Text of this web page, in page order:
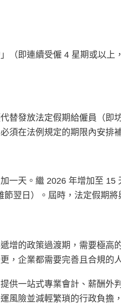
（即連續受僱 4 星期或以
替發放法定假期給僱員（即
須在法例規定的期限內安排
一天。繼 2026 年增加至
翌日）。屆時，法定假期
增的政策過渡期，需要極高
，企業都需要完善且合規的
供一站式專業會計、薪酬外
風險並減輕繁瑣的行政負擔